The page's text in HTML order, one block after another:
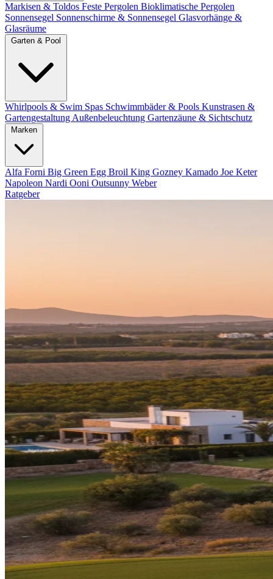
Markisen & Toldos Feste Pergolen Bioklimatische Pergolen
Sonnensegel Sonnenschirme & Sonnensegel Glasvorhänge &
Glasräume
Whirlpools & Swim Spas Schwimmbäder & Pools Kunstrasen &
Gartengestaltung Außenbeleuchtung Gartenzäune & Sichtschutz
Alfa Forni Big Green Egg Broil King Gozney Kamado Joe Keter
Napoleon Nardi Ooni Outsunny Weber
Ratgeber